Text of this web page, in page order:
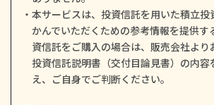
本サービスは、投資信託を用いた積立投
かんでいただくための参考情報を提供す
資信託をご購入の場合は、販売会社より
投資信託説明書（交付目論見書）の内容
え、ご自身でご判断ください。